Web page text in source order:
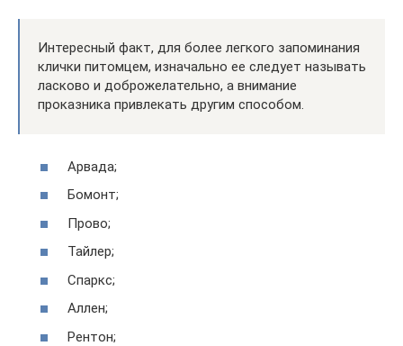
Интересный факт, для более легкого запоминания
клички питомцем, изначально ее следует называть
ласково и доброжелательно, а внимание
проказника привлекать другим способом.
Арвада;
Бомонт;
Прово;
Тайлер;
Спаркс;
Аллен;
Рентон;